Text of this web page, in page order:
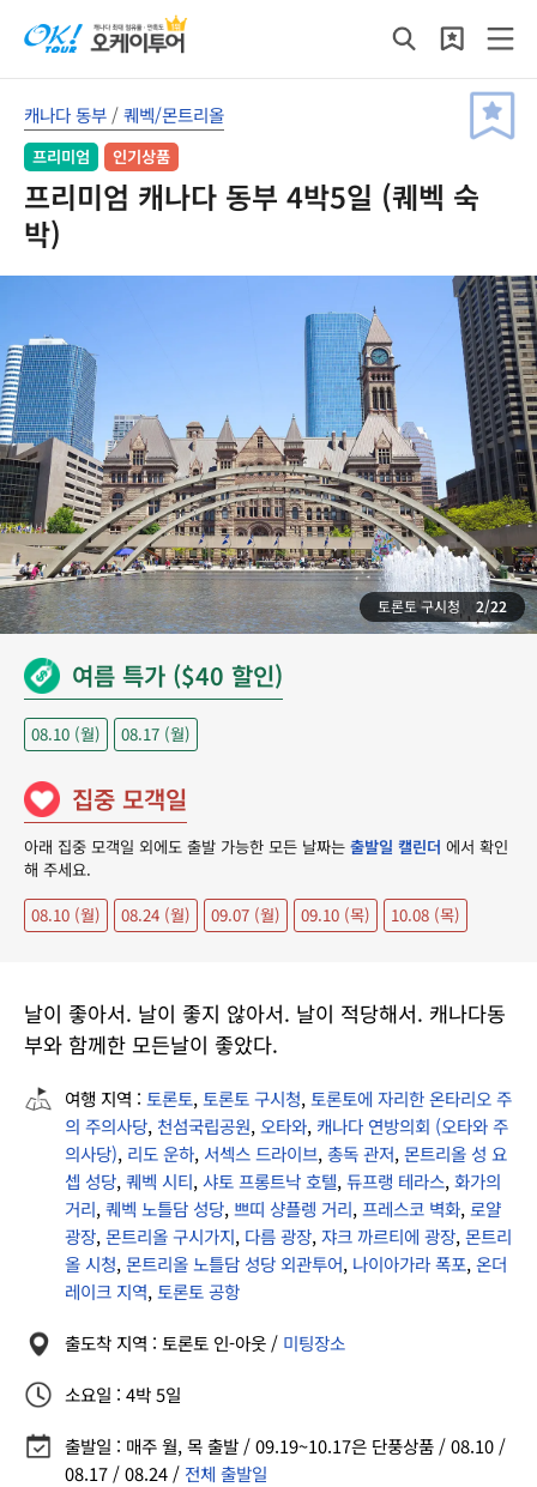
캐나다 동부 /퀘벡/몬트리올
프리미엄 인기상품
프리미엄 캐나다 동부 4박5일 (퀘벡 숙
박)
토론토 구시청 2/22
여름 특가 ($40 할인)
08.10 (월) 08.17 (월)
집중 모객일
아래 집중 모객일 외에도 출발 가능한 모든 날짜는 출발일 캘린더 에서 확인
해 주세요.
08.10 (월)
08.24 (월) 09.07 (월) 09.10 (목) 10.08 (목)
날이 좋아서. 날이 좋지 않아서. 날이 적당해서. 캐나다동
부와 함께한 모든날이 좋았다.
여행 지역 : 토론토, 토론토 구시청, 토론토에 자리한 온타리오 주
의 주의사당, 천섬국립공원, 오타와, 캐나다 연방의회 (오타와 주
의사당), 리도 운하, 서섹스 드라이브, 총독 관저, 몬트리올 성 요
셉 성당, 퀘벡 시티, 샤토 프롱트낙 호텔, 듀프랭 테라스, 화가의
거리, 퀘벡 노틀담 성당, 쁘띠 샹플렝 거리, 프레스코 벽화, 로얄
광장, 몬트리올 구시가지, 다름 광장, 쟈크 까르티에 광장, 몬트리
올 시청, 몬트리올 노틀담 성당 외관투어, 나이아가라 폭포, 온더
레이크 지역, 토론토 공항
출도착 지역 : 토론토 인-아웃 / 미팅장소
소요일 : 4박 5일
출발일 : 매주 월, 목 출발 / 09.19~10.17은 단풍상품 / 08.10 /
08.17 / 08.24 / 전체 출발일